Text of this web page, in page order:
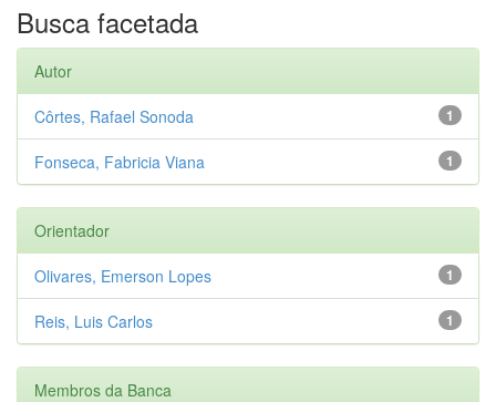
Busca facetada
Autor
1
Côrtes, Rafael Sonoda
1
Fonseca, Fabricia Viana
Orientador
1
Olivares, Emerson Lopes
1
Reis, Luis Carlos
Membros da Banca